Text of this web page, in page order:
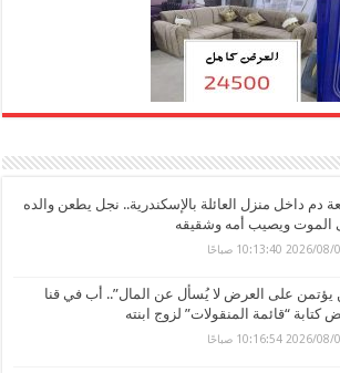
دم داخل منزل العائلة بالإسكندرية.. نجل يطعن والده
الموت ويصيب أمه وشقيقه
08/05 10:13:40 صباحًا
يؤتمن على العرض لا يُسأل عن المال”.. أب في قنا
كتابة “قائمة المنقولات” لزوج ابنته
08/02 10:16:54 صباحًا